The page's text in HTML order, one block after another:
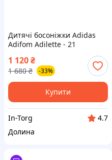
Дитячі босоніжки Adidas
Adifom Adilette - 21
1 120₴
1 680 ₴ -33%
Купити
In-Torg
4.7
Долина